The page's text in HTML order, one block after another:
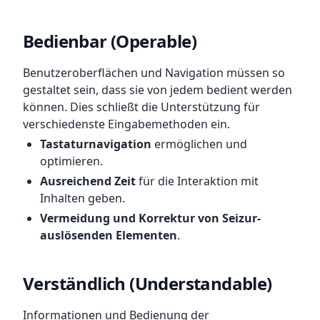
Bedienbar (Operable)
Benutzeroberflächen und Navigation müssen so
gestaltet sein, dass sie von jedem bedient werden
können. Dies schließt die Unterstützung für
verschiedenste Eingabemethoden ein.
Tastaturnavigation ermöglichen und
optimieren.
Ausreichend Zeitfür die Interaktion mit
Inhalten geben.
Vermeidung und Korrektur von Seizur-
auslösenden Elementen.
Verständlich (Understandable)
Informationen und Bedienung der